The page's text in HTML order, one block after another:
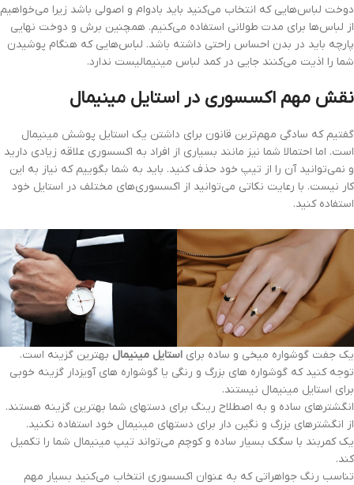
دوخت لباس‌هایی که انتخاب می‌کنید باید بادوام و اصولی باشد زیرا می‌خواهیم
از لباس‌ها برای مدت طولانی استفاده می‌کنیم. همچنین برش و دوخت نهایی
پارچه باید در بدن احساس راحتی داشته باشد. لباس‌هایی که هنگام پوشیدن
شما را اذیت می‌کنند جایی در کمد لباس مینیمالیست ندارد.
نقش مهم اکسسوری در استایل مینیمال
گفتیم که سادگی مهم‌ترین قانون برای داشتن یک استایل پوشش مینیمال
است. اما احتمالا شما نیز مانند بسیاری از افراد به اکسسوری علاقه زیادی دارید
و نمی‌توانید آن را از تیپ خود حذف کنید. باید به شما بگوییم که نیاز به این
کار نیست. با رعایت نکاتی می‌توانید از اکسسوری‌های مختلف در استایل خود
استفاده کنید.
یک جفت گوشواره میخی و ساده برای استایل مینیمال بهترین گزینه است.
توجه کنید که گوشواره های بزرگ و رنگی یا گوشواره های آویزدار گزینه خوبی
برای استایل مینیمال نیستند.
انگشترهای ساده و به اصطلاح رینگ برای دستهای شما بهترین گزینه هستند.
از انگشترهای بزرگ و نگین دار برای دستهای مینیمال خود استفاده نکنید.
یک کمربند با سگک بسیار ساده و کوچم می‌تواند تیپ مینیمال شما را تکمیل
کند.
تناسب رنگ جواهراتی که به عنوان اکسسوری انتخاب می‌کنید بسیار مهم